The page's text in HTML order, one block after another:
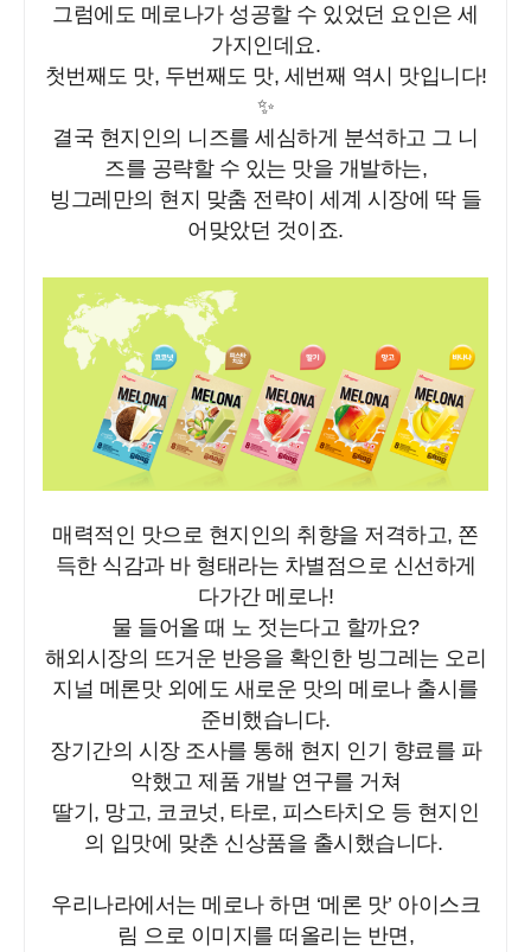
그럼에도 메로나가 성공할 수 있었던 요인은 세
가지인데요.
첫번째도 맛, 두번째도 맛, 세번째 역시 맛입니다!
✨
결국 현지인의 니즈를 세심하게 분석하고 그 니
즈를 공략할 수 있는 맛을 개발하는,
빙그레만의 현지 맞춤 전략이 세계 시장에 딱 들
어맞았던 것이죠.
매력적인 맛으로 현지인의 취향을 저격하고, 쫀
득한 식감과 바 형태라는 차별점으로 신선하게
다가간 메로나!
물 들어올 때 노 젓는다고 할까요?
해외시장의 뜨거운 반응을 확인한 빙그레는 오리
지널 메론맛 외에도 새로운 맛의 메로나 출시를
준비했습니다.
장기간의 시장 조사를 통해 현지 인기 향료를 파
악했고 제품 개발 연구를 거쳐
딸기, 망고, 코코넛, 타로, 피스타치오 등 현지인
의 입맛에 맞춘 신상품을 출시했습니다.
우리나라에서는 메로나 하면 ‘메론 맛’ 아이스크
림 으로 이미지를 떠올리는 반면,